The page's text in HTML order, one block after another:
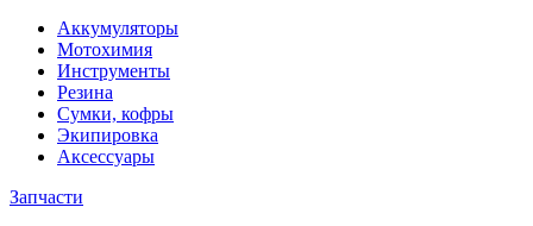
Аккумуляторы
Мотохимия
Инструменты
Резина
Сумки, кофры
Экипировка
Аксессуары
Запчасти